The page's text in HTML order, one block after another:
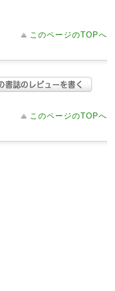
このページのTOPへ
このページのTOPへ